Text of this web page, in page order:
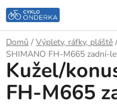
Přejít
na
obsah
Domů / Výplety, ráfky, pláště /
SHIMANO FH-M665 zadní-
Kužel/
FH-M665